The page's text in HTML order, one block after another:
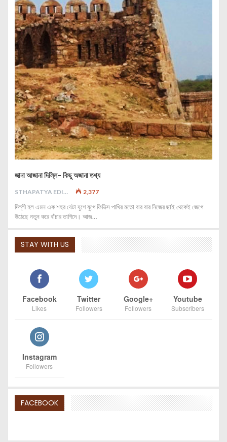
জানা আজানা দিল্লি- কিছু অজানা তথ্য
STHAPATYA EDITORIAL 2,377
দিল্লী হল এমন এক শহর যেটা যুগে যুগে ফিনিক্স পাখির মতো বার বার নিজের ছাই থেকেই জেগে
উঠেছে নতুন করে বাঁচার তাগিদে। আজ…
STAY WITH US
Facebook
Likes
Twitter
Followers
Google+
Followers
Youtube
Subscribers
Instagram
Followers
FACEBOOK